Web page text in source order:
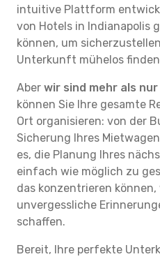
intuitive Plattform
von Hotels in Indianapolis
können, um
Unterkunft mühelos
Aber wir sind mehr als
können Sie Ihre gesamte
Ort organisieren: von der
Sicherung Ihres
es, die Planung Ihres
einfach wie möglich zu
das konzentrieren
unvergessliche
schaffen.
Bereit, Ihre perfekte